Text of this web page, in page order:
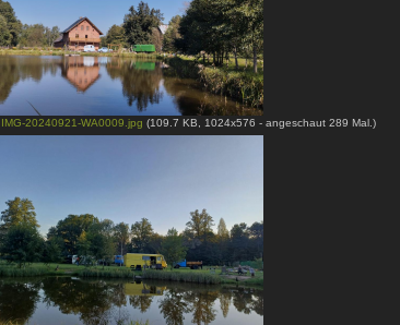
IMG-20240921-WA0009.jpg (109.7 KB, 1024x576 - angeschaut 289 Mal.)